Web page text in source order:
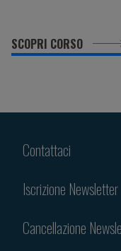
SCOPRI CORSO
Contattaci
Iscrizione Newsletter
Cancellazione